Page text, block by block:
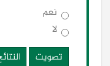
نعم
لا
تصويت